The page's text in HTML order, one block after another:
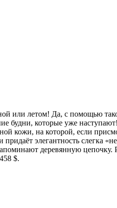
или летом! Да, с помощью
будни, которые уже
кожи, на которой, если
элегантность слегка
деревянную цепочку.
$.